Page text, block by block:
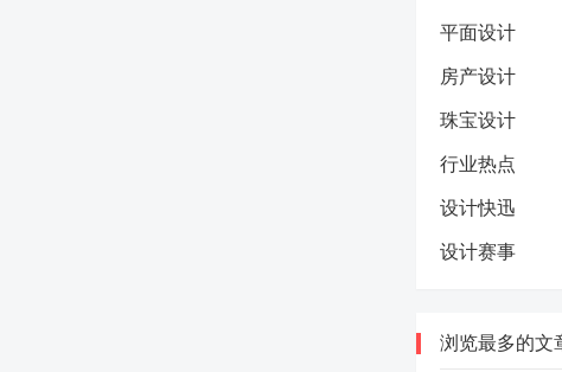
平面设计
房产设计
珠宝设计
行业热点
设计快迅
设计赛事
浏览最多的文